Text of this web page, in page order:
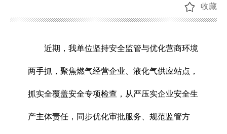
收藏
近期，我单位坚持安全监管与优化营商环境
两手抓，聚焦燃气经营企业、液化气供应站点，
抓实全覆盖安全专项检查，从严压实企业安全生
产主体责任，同步优化审批服务、规范监管方